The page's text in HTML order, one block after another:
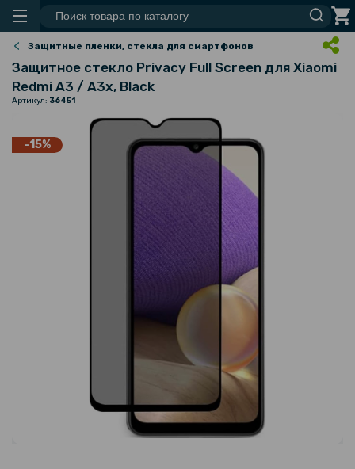
Защитные пленки, стекла для смартфонов
Защитное стекло Privacy Full Screen для Xiaomi
Redmi A3 / A3x, Black
Артикул: 36451
-15%